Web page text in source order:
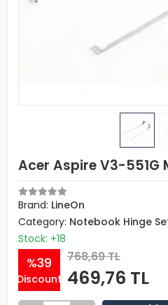
Acer Aspire V3-551G
Brand: LineOn
Category: Notebook Hinge
Stock: +18
%39
Discount
768,69 TL
469,76 TL